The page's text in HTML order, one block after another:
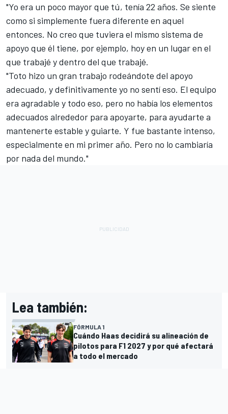
"Yo era un poco mayor que tú, tenía 22 años. Se siente
como si simplemente fuera diferente en aquel
entonces. No creo que tuviera el mismo sistema de
apoyo que él tiene, por ejemplo, hoy en un lugar en el
que trabajé y dentro del que trabajé.
"Toto hizo un gran trabajo rodeándote del apoyo
adecuado, y definitivamente yo no sentí eso. El equipo
era agradable y todo eso, pero no había los elementos
adecuados alrededor para apoyarte, para ayudarte a
mantenerte estable y guiarte. Y fue bastante intenso,
especialmente en mi primer año. Pero no lo cambiaría
por nada del mundo."
Lea también:
FÓRMULA 1
Cuándo Haas decidirá su alineación de
pilotos para F1 2027 y por qué afectará
a todo el mercado